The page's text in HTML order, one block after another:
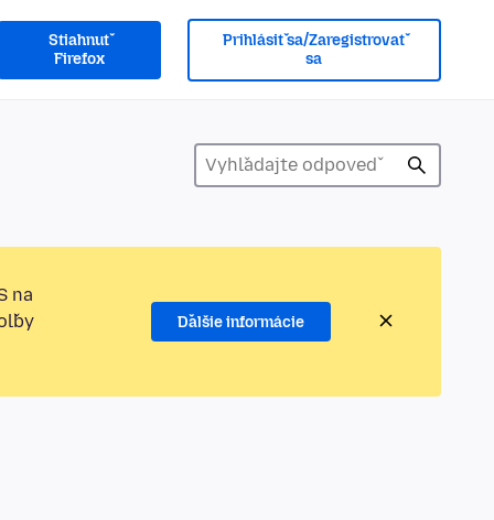
Stiahnuť
Firefox
Prihlásiť sa/Zaregistrovať
sa
na
Ďalšie informácie